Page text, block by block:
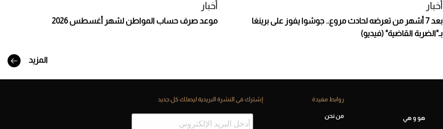
أخبار
بعد 7 أشهر من تعرضه لحادث مروع.. جوشوا يفوز على برينغا
بـ"الضربة القاضية" (فيديو)
أخبار
موعد صرف حساب المواطن لشهر أغسطس 2026
المزيد
هو و هي
روابط مفيدة
من نحن
إشترك فى النشرة البريدية ليصلك كل جديد